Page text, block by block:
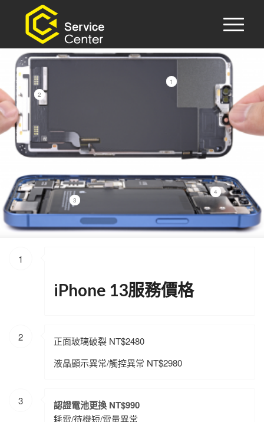
1
2
3
4
1
iPhone 13服務價格
2
正面玻璃破裂 NT$2480
液晶顯示異常/觸控異常 NT$2980
3 認證電池更換 NT$990
耗電/待機短/電量異常